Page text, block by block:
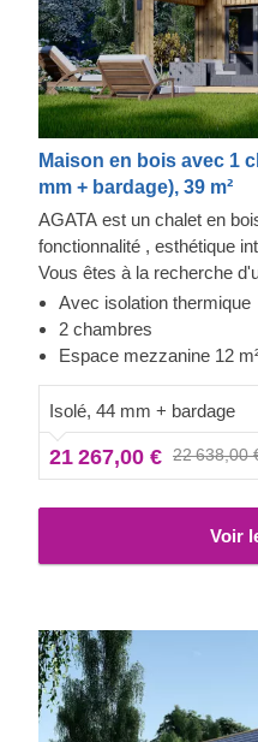
Maison en bois avec 1
mm + bardage), 39 m²
AGATA est un chalet en
fonctionnalité , esthétique
Vous êtes à la recherche
offrant suffisamment
l'intérieur comme à
efficace de votre espace de
Avec isolation thermique
2 chambres
Espace mezzanine 12
Isolé, 44 mm + bardage
21 267,00 € 22 638,00
Voir